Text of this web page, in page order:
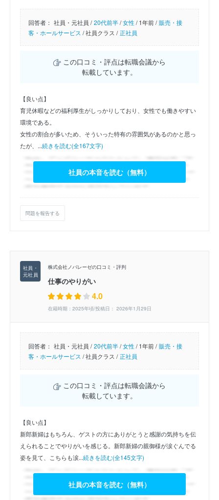
回答者： 社員・元社員 / 20代前半/女性/1年前 / 販売・接
客・ホールサービス /社員クラス / 正社員
この口コミ・評点は転職会議から
転載しています。
【良い点】
育児休暇などの福利厚生がしっかりしており、女性でも働きやすい
環境である。
女性の割合が多いため、そういった特有の雰囲気があるのかと思っ
たが、...続きを読む(全167文字)
社員の本音を読む（無料）
問題を報告する
株式会社ノバレーゼの口コミ・評判
仕事のやりがい
4.0
在籍時期：2025年頃/投稿日： 2026年1月29日
回答者： 社員・元社員 / 20代前半/女性/1年前 / 販売・接
客・ホールサービス /社員クラス / 正社員
この口コミ・評点は転職会議から
転載しています。
【良い点】
新郎新婦はもちろん、ゲストの方にありがとうと感謝の気持ちを伝
えられることでやりがいを感じる。新郎新婦の親御様が涙ぐんでる
姿を見て、こちらも涙...続きを読む(全145文字)
社員の本音を読む（無料）